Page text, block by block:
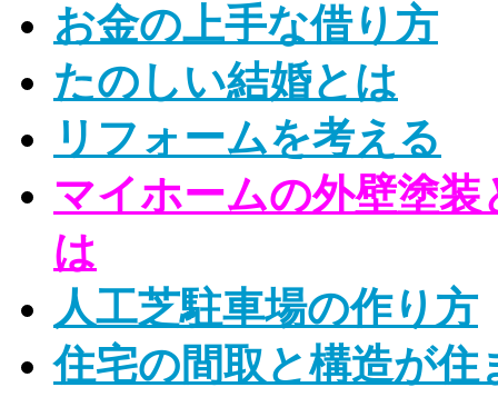
お金の上手な借り方
たのしい結婚とは
リフォームを考える
マイホームの外壁塗装
は
人工芝駐車場の作り方
住宅の間取と構造が住